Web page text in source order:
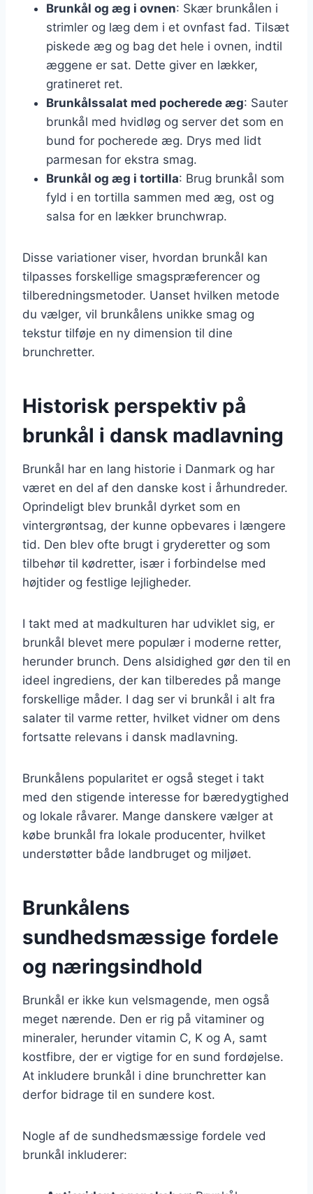
Brunkål og æg i ovnen: Skær brunkålen i
strimler og læg dem i et ovnfast fad. Tilsæt
piskede æg og bag det hele i ovnen, indtil
æggene er sat. Dette giver en lækker,
gratineret ret.
Brunkålssalat med pocherede æg: Sauter
brunkål med hvidløg og server det som en
bund for pocherede æg. Drys med lidt
parmesan for ekstra smag.
Brunkål og æg i tortilla: Brug brunkål som
fyld i en tortilla sammen med æg, ost og
salsa for en lækker brunchwrap.
Disse variationer viser, hvordan brunkål kan
tilpasses forskellige smagspræferencer og
tilberedningsmetoder. Uanset hvilken metode
du vælger, vil brunkålens unikke smag og
tekstur tilføje en ny dimension til dine
brunchretter.
Historisk perspektiv på
brunkål i dansk madlavning
Brunkål har en lang historie i Danmark og har
været en del af den danske kost i århundreder.
Oprindeligt blev brunkål dyrket som en
vintergrøntsag, der kunne opbevares i længere
tid. Den blev ofte brugt i gryderetter og som
tilbehør til kødretter, især i forbindelse med
højtider og festlige lejligheder.
I takt med at madkulturen har udviklet sig, er
brunkål blevet mere populær i moderne retter,
herunder brunch. Dens alsidighed gør den til en
ideel ingrediens, der kan tilberedes på mange
forskellige måder. I dag ser vi brunkål i alt fra
salater til varme retter, hvilket vidner om dens
fortsatte relevans i dansk madlavning.
Brunkålens popularitet er også steget i takt
med den stigende interesse for bæredygtighed
og lokale råvarer. Mange danskere vælger at
købe brunkål fra lokale producenter, hvilket
understøtter både landbruget og miljøet.
Brunkålens
sundhedsmæssige fordele
og næringsindhold
Brunkål er ikke kun velsmagende, men også
meget nærende. Den er rig på vitaminer og
mineraler, herunder vitamin C, K og A, samt
kostfibre, der er vigtige for en sund fordøjelse.
At inkludere brunkål i dine brunchretter kan
derfor bidrage til en sundere kost.
Nogle af de sundhedsmæssige fordele ved
brunkål inkluderer: